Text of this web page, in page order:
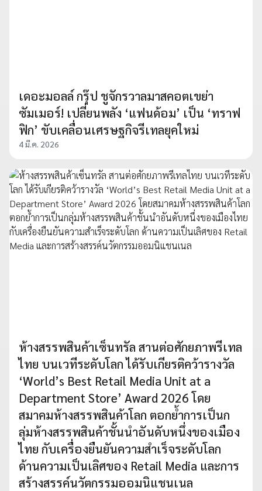
เดอะมอลล์ กรุ๊ป ชูจักรวาลมาสคอตเขย่า
ซัมเมอร์! เปลี่ยนพลัง ‘แฟนด้อม’ เป็น ‘ทราฟ
ฟิก’ ขับเคลื่อนเศรษฐกิจรีเทลยุคใหม่
4 มี.ค. 2026
ห้างสรรพสินค้าเซ็นทรัล สานต่อศักยภาพรีเทล
ไทย บนเวทีระดับโลก ได้รับเกียรติคว้ารางวัล
‘World’s Best Retail Media Unit at a
Department Store’ Award 2026 โดย
สมาคมห้างสรรพสินค้าโลก ตอกย้ำการเป็นก
ลุ่มห้างสรรพสินค้าชั้นนำอันดับหนึ่งของเมือง
ไทย กับเครื่องยืนยันความสำเร็จระดับโลก
ด้านความเป็นเลิศของ Retail Media และการ
สร้างสรรค์นวัตกรรมออมนิแชนเนล